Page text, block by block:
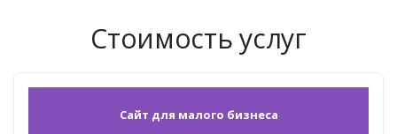
Стоимость услуг
Сайт для малого бизнеса